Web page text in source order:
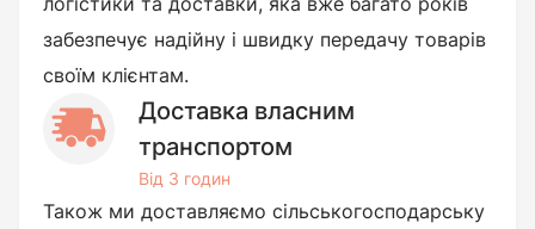
забезпечує надійну і швидку передачу товарів
своїм клієнтам.
Доставка власним
транспортом
Від 3 годин
Також ми доставляємо сільськогосподарську